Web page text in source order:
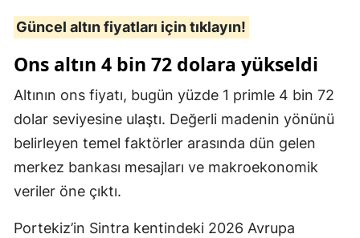
Güncel altın fiyatları için tıklayın!
Ons altın 4 bin 72 dolara yükseldi
Altının ons fiyatı, bugün yüzde 1 primle 4 bin 72
dolar seviyesine ulaştı. Değerli madenin yönünü
belirleyen temel faktörler arasında dün gelen
merkez bankası mesajları ve makroekonomik
veriler öne çıktı.
Portekiz’in Sintra kentindeki 2026 Avrupa